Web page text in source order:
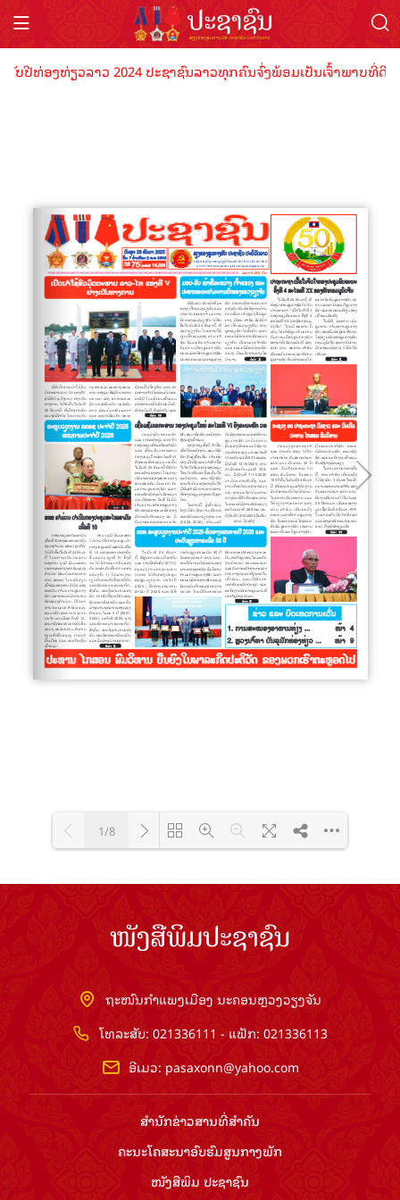
ບປີທ່ອງທ່ຽວລາວ 2024 ປະຊາຊົນລາວທຸກຄົນຈົ່ງພ້ອມເປັນເຈົ້າພາບທີ່ດີ
Loading PDF 100% ...
1/8
ໜັງສືພິມປະຊາຊົນ
ຖະໜົນກຳແພງເມືອງ ນະຄອນຫຼວງວຽງຈັນ
ໂທລະສັບ: 021336111 - ແຟັກ: 021336113
ອີເມວ: pasaxonn@yahoo.com
ສຳ​ນັກ​ຂ່າວ​ສານ​ທີ່​ສຳ​ຄັນ​
ຄະນະໂຄສະນາອົບຮົມ​ສູນ​ກາງ​ພັກ
ໜັງສືພິມ ປະ​ຊາ​ຊົນ